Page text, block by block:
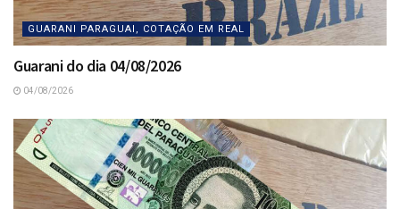
GUARANI PARAGUAI, COTAÇÃO EM REAL
Guarani do dia 04/08/2026
04/08/2026